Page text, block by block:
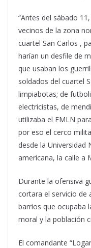
“Antes del sábado
vecinos de la zona
cuartel San Carlos ,
harían un desfile de
que usaban los
soldados del cuartel
limpiabotas; de
electricistas, de
utilizaba el FMLN
por eso el cerco
desde la Universidad
americana, la calle a
Durante la ofensiva
cortara el servicio de
barrios que ocupaba
moral y la población
El comandante